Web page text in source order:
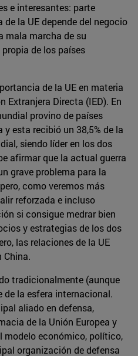
e interesantes: parte
la UE depende del negocio
mala marcha de su
de los países
de la UE en materia
Extranjera Directa (IED). En
provino de países
y esta recibió un 38,5% de la
siendo líder en los dos
afirmar que la actual guerra
grave problema para la
como veremos más
reforzada e incluso
si consigue medrar bien
y estrategias de los dos
las relaciones de la UE
China.
tradicionalmente (aunque
la esfera internacional.
aliado en defensa,
de la Unión Europea y
modelo económico, político,
organización de defensa